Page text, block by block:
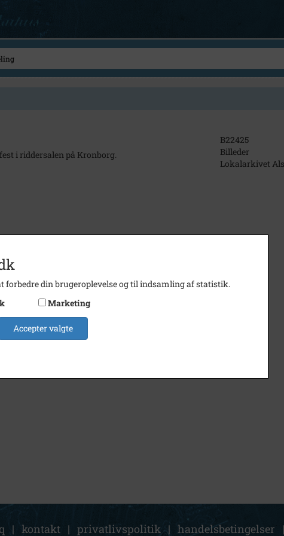
i riddersalen på Kronborg.
B22425
Billeder
Lokalarkivet
| kontakt | privatlivspolitik | handelsbetingelser |
forbedre din brugeroplevelse og til indsamling af statistik.
Marketing
Accepter valgte